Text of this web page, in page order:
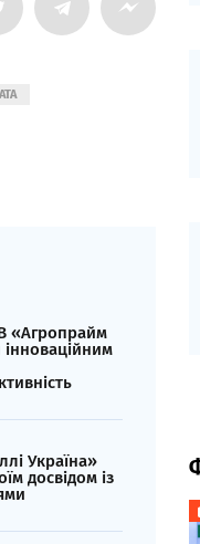
«Агропрайм
Україна»
досвідом із